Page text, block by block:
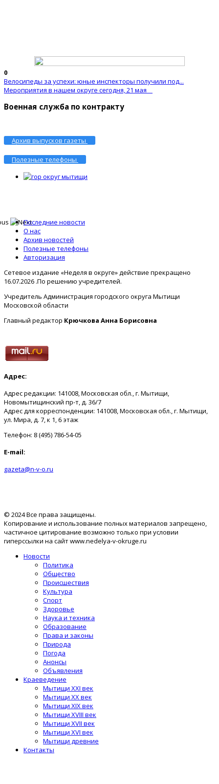
0
Велосипеды за успехи: юные инспекторы получили под...
Мероприятия в нашем округе сегодня, 21 мая
Военная служба по контракту
Архив выпусков газеты
Полезные телефоны
Последние новости
О нас
Архив новостей
Полезные телефоны
Авторизация
Сетевое издание «Неделя в округе» действие прекращено
16.07.2026 .По решению учредителей.
Учредитель Администрация городского округа Мытищи
Московской области
Главный редактор Крючкова Анна Борисовна
Адрес:
Адрес редакции: 141008, Московская обл., г. Мытищи,
Новомытищинский пр-т, д. 36/7
Адрес для корреспонденции: 141008, Московская обл., г. Мытищи,
ул. Мира, д. 7, к 1, 6 этаж
Телефон: 8 (495) 786-54-05
E-mail:
gazeta@n-v-o.ru
© 2024 Все права защищены.
Копирование и использование полных материалов запрещено,
частичное цитирование возможно только при условии
гиперссылки на сайт www.nedelya-v-okruge.ru
Новости
Политика
Общество
Происшествия
Культура
Спорт
Здоровье
Наука и техника
Образование
Права и законы
Природа
Погода
Анонсы
Объявления
Краеведение
Мытищи XXI век
Мытищи XX век
Мытищи XIX век
Мытищи XVIII век
Мытищи XVII век
Мытищи XVI век
Мытищи древние
Контакты